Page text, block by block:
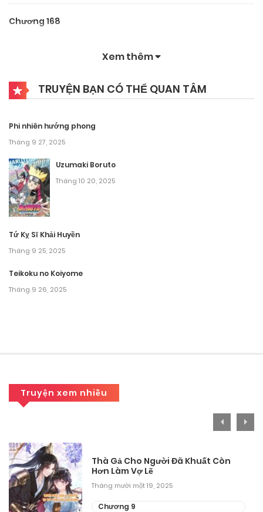
Chương 168
Tháng 9 27, 2025
Tháng 9 27, 2025
Chương 165
Tháng 9 27, 2025
Chương 164
Tháng 9 27, 2025
Chương 160
Chương 159
Tháng 9 27, 2025
Chương 158
Xem thêm
TRUYỆN BẠN CÓ THỂ QUAN TÂM
Phi nhiên hướng phong
Tháng 9 27, 2025
Uzumaki Boruto
Tháng 10 20, 2025
Tứ Kỵ Sĩ Khải Huyền
Tháng 9 25, 2025
Teikoku no Koiyome
Tháng 9 26, 2025
Truyện xem nhiều
Thà Gả Cho Người Đã Khuất Còn
Hơn Làm Vợ Lẽ
Tháng mười một 19, 2025
Chương 9